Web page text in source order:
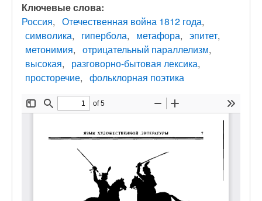
Ключевые слова:
Россия
Отечественная война 1812 года
символика
гипербола метафора
эпитет
метонимия
отрицательный параллелизм
высокая
разговорно-бытовая лексика
просторечие
фольклорная поэтика